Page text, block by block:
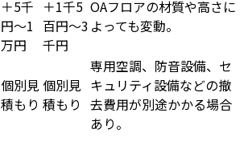
＋5千
円～1
万円
＋1千5
百円～3
千円
OAフロアの材質や高さに
よっても変動。
個別見
積もり
個別見
積もり
専用空調、防音設備、セ
キュリティ設備などの撤
去費用が別途かかる場合
あり。